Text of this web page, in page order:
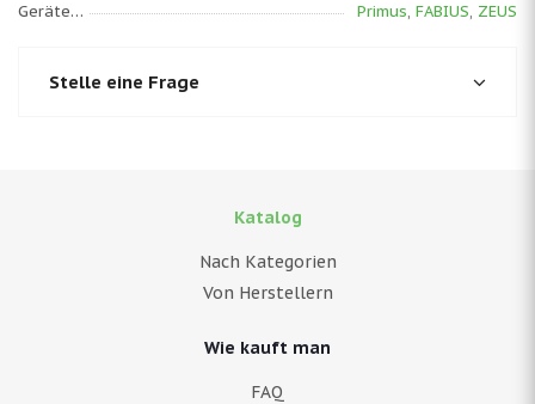
Gerätemodell
Primus, FABIUS, ZEUS
Stelle eine Frage
Katalog
Nach Kategorien
Von Herstellern
Wie kauft man
FAQ